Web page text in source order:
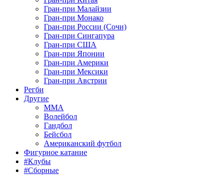
Гран-при Малайзии
Гран-при Монако
Гран-при России (Сочи)
Гран-при Сингапура
Гран-при США
Гран-при Японии
Гран-при Америки
Гран-при Мексики
Гран-при Австрии
Регби
Другие
MMA
Волейбол
Гандбол
Бейсбол
Американский футбол
Фигурное катание
#Клубы
#Сборные